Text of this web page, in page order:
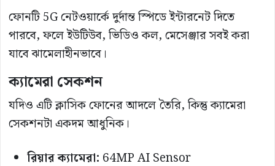
ফোনটি 5G নেটওয়ার্কে দুর্দান্ত স্পিডে ইন্টারনেট দিতে
পারবে, ফলে ইউটিউব, ভিডিও কল, মেসেঞ্জার সবই করা
যাবে ঝামেলাহীনভাবে।
ক্যামেরা সেকশন
যদিও এটি ক্লাসিক ফোনের আদলে তৈরি, কিন্তু ক্যামেরা
সেকশনটা একদম আধুনিক।
রিয়ার ক্যামেরা: 64MP AI Sensor